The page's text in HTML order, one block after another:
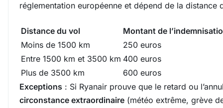
réglementation européenne et dépend de la distance
Distance du vol
Montant de
Moins de 1500 km
250 euros
Entre 1500 km et 3500 km 400 euros
Plus de 3500 km
600 euros
Exceptions : Si Ryanair prouve que le retard ou
circonstance extraordinaire (météo extrême, grève